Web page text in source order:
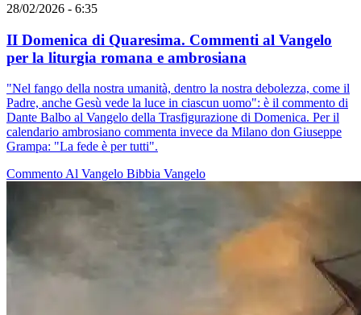
28/02/2026 - 6:35
II Domenica di Quaresima. Commenti al Vangelo
per la liturgia romana e ambrosiana
"Nel fango della nostra umanità, dentro la nostra debolezza, come il
Padre, anche Gesù vede la luce in ciascun uomo": è il commento di
Dante Balbo al Vangelo della Trasfigurazione di Domenica. Per il
calendario ambrosiano commenta invece da Milano don Giuseppe
Grampa: "La fede è per tutti".
Commento Al Vangelo Bibbia Vangelo